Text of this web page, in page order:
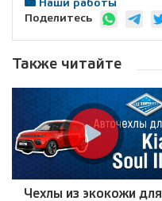
Наши работы
Поделитесь
Также читайте
Чехлы из экокожи для